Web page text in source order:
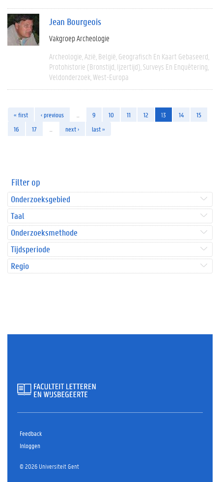
Jean Bourgeois
Vakgroep Archeologie
Archeologie Azië België Geografisch En Kaart Gebaseerd
Protohistorie (bronstijd, Ijzertijd) Surveys En Enquêtering
Veldonderzoek West-Europa
« first ‹ previous 9 10 11 12 13 14
15
16
17 next › last »
Filter op
Onderzoeksgebied
Taal
Onderzoeksmethode
Tijdsperiode
Regio
Feedback
Inloggen
© 2026 Universiteit Gent